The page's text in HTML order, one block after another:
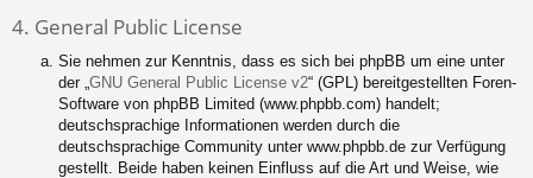
4. General Public License
Sie nehmen zur Kenntnis, dass es sich bei phpBB um eine unter
der „ GNU General Public License v2“ (GPL) bereitgestellten Foren-
Software von phpBB Limited (www.phpbb.com) handelt;
deutschsprachige Informationen werden durch die
deutschsprachige Community unter www.phpbb.de zur Verfügung
gestellt. Beide haben keinen Einfluss auf die Art und Weise, wie